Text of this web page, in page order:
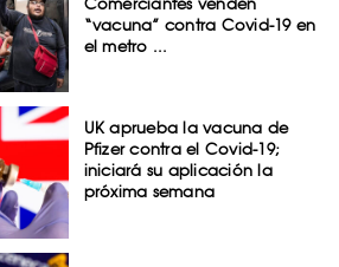
“vacuna” contra Covid-19 en
el metro ...
UK aprueba la vacuna de
Pfizer contra el Covid-19;
iniciará su aplicación la
próxima semana